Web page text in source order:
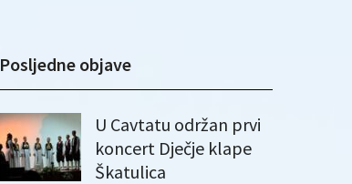
Posljedne objave
U Cavtatu održan prvi
koncert Dječje klape
Škatulica